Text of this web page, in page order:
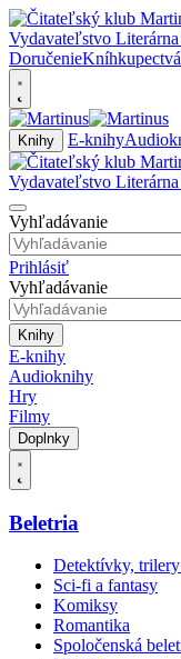
DoručenieKníhkupectvá
Knihy E-knihy
Vyhľadávanie
Prihlásiť
Vyhľadávanie
Knihy
E-knihy
Audioknihy
Hry
Filmy
Doplnky
Beletria
Detektívky,
Sci-fi a fantasy
Komiksy
Romantika
Spoločenská